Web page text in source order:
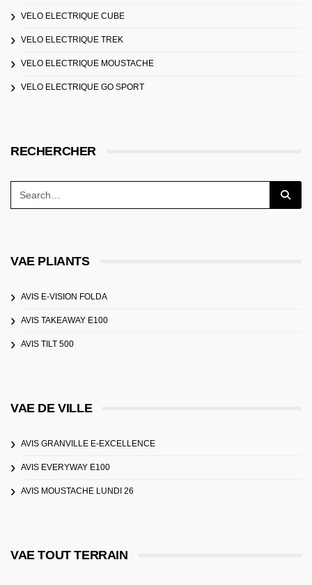
VELO ELECTRIQUE CUBE
VELO ELECTRIQUE TREK
VELO ELECTRIQUE MOUSTACHE
VELO ELECTRIQUE GO SPORT
RECHERCHER
VAE PLIANTS
AVIS E-VISION FOLDA
AVIS TAKEAWAY E100
AVIS TILT 500
VAE DE VILLE
AVIS GRANVILLE E-EXCELLENCE
AVIS EVERYWAY E100
AVIS MOUSTACHE LUNDI 26
VAE TOUT TERRAIN